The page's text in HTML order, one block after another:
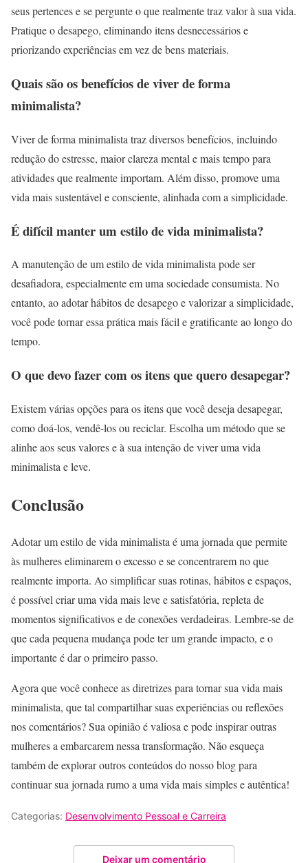
seus pertences e se pergunte o que realmente traz valor à sua vida.
Pratique o desapego, eliminando itens desnecessários e
priorizando experiências em vez de bens materiais.
Quais são os benefícios de viver de forma
minimalista?
Viver de forma minimalista traz diversos benefícios, incluindo
redução do estresse, maior clareza mental e mais tempo para
atividades que realmente importam. Além disso, promove uma
vida mais sustentável e consciente, alinhada com a simplicidade.
É difícil manter um estilo de vida minimalista?
A manutenção de um estilo de vida minimalista pode ser
desafiadora, especialmente em uma sociedade consumista. No
entanto, ao adotar hábitos de desapego e valorizar a simplicidade,
você pode tornar essa prática mais fácil e gratificante ao longo do
tempo.
O que devo fazer com os itens que quero desapegar?
Existem várias opções para os itens que você deseja desapegar,
como doá-los, vendê-los ou reciclar. Escolha um método que se
alinhe aos seus valores e à sua intenção de viver uma vida
minimalista e leve.
Conclusão
Adotar um estilo de vida minimalista é uma jornada que permite
às mulheres eliminarem o excesso e se concentrarem no que
realmente importa. Ao simplificar suas rotinas, hábitos e espaços,
é possível criar uma vida mais leve e satisfatória, repleta de
momentos significativos e de conexões verdadeiras. Lembre-se de
que cada pequena mudança pode ter um grande impacto, e o
importante é dar o primeiro passo.
Agora que você conhece as diretrizes para tornar sua vida mais
minimalista, que tal compartilhar suas experiências ou reflexões
nos comentários? Sua opinião é valiosa e pode inspirar outras
mulheres a embarcarem nessa transformação. Não esqueça
também de explorar outros conteúdos do nosso blog para
continuar sua jornada rumo a uma vida mais simples e autêntica!
Categorias: Desenvolvimento Pessoal e Carreira
Deixar um comentário